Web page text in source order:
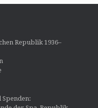
Republik 1936–